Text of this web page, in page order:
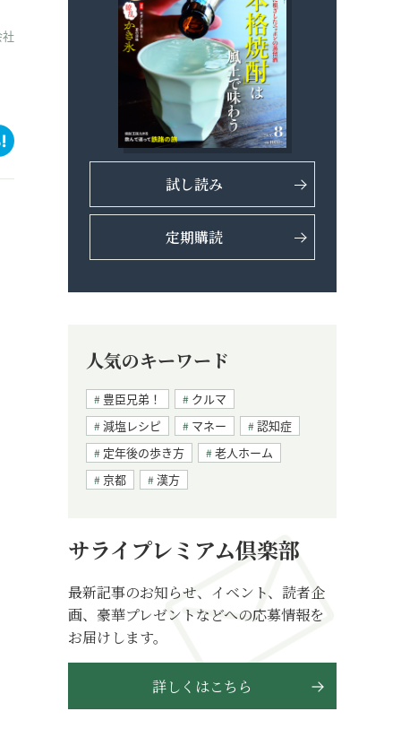
試し読み
定期購読
人気のキーワード
豊臣兄弟！
クルマ
減塩レシピ
マネー
認知症
定年後の歩き方
老人ホーム
京都
漢方
サライプレミアム倶楽部
最新記事のお知らせ、イベント、読者企
画、豪華プレゼントなどへの応募情報を
お届けします。
詳しくはこちら